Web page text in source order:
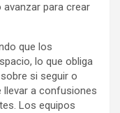
para crear
que los
lo que obliga
si seguir o
llevar a confusiones
Los equipos